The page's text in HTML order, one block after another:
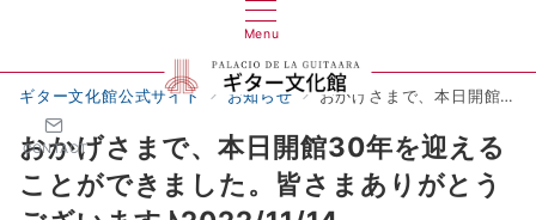
Menu
CONTACT
ギター文化館公式サイト お知らせ おかげさまで、本日開館30年を迎えることができました。皆さまありがとうございます♪2022/11/14
おかげさまで、本日開館30年を迎える
ことができました。皆さまありがとう